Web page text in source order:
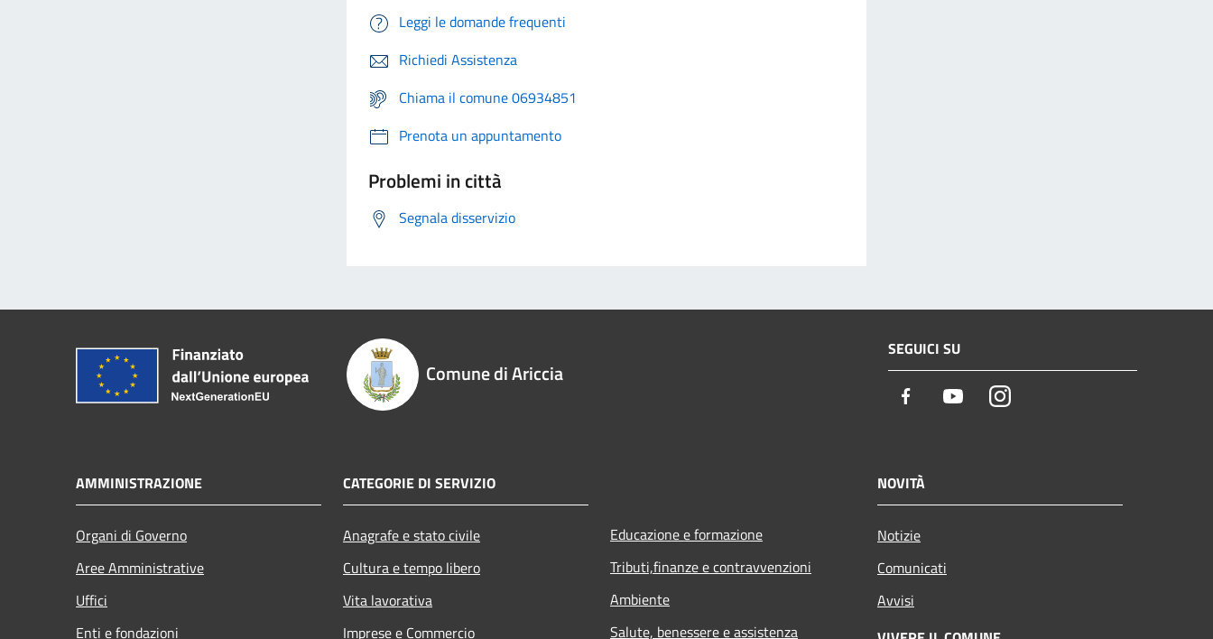
Leggi le domande frequenti
Richiedi Assistenza
Chiama il comune 06934851
Prenota un appuntamento
Problemi in città
Segnala disservizio
Comune di Ariccia
SEGUICI SU
Facebook YoutubeInstagram
AMMINISTRAZIONE
Organi di Governo
Aree Amministrative
Uffici
Enti e fondazioni
CATEGORIE DI SERVIZIO
Anagrafe e stato civile
Cultura e tempo libero
Vita lavorativa
Imprese e Commercio
Educazione e formazione
Tributi,finanze e contravvenzioni
Ambiente
Salute, benessere e assistenza
NOVITÀ
Notizie
Comunicati
Avvisi